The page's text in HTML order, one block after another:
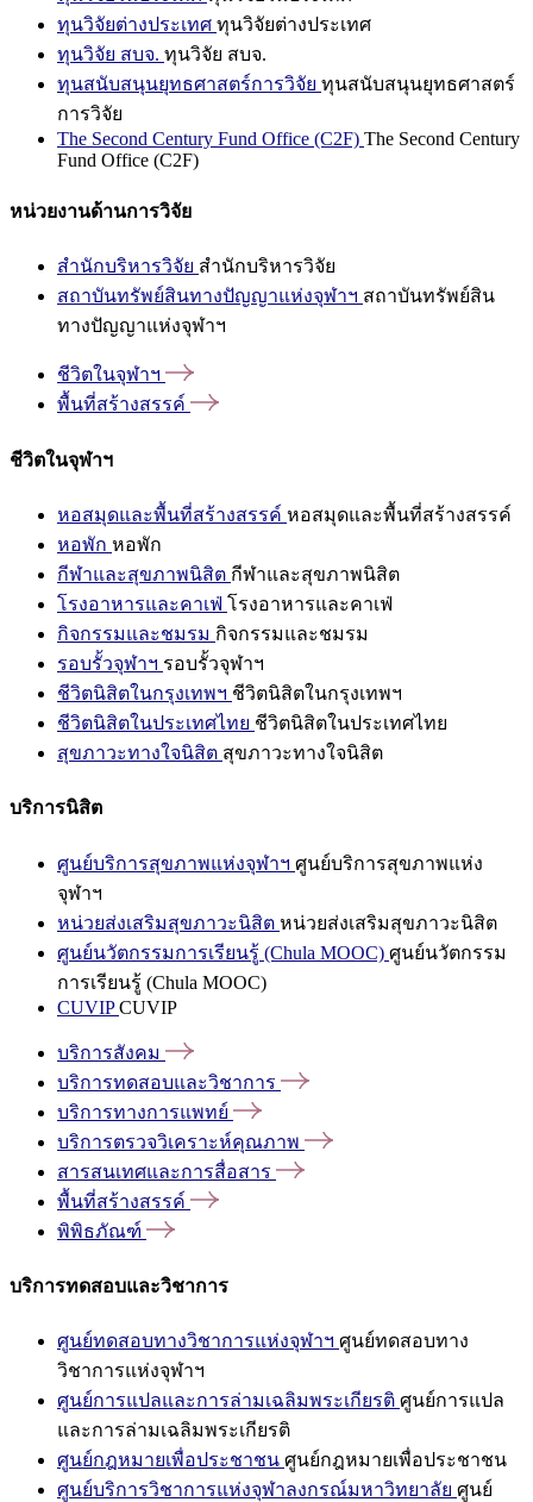
ทุนวิจัยต่างประเทศ ทุนวิจัยต่างประเทศ
ทุนวิจัย สบจ. ทุนวิจัย สบจ.
ทุนสนับสนุนยุทธศาสตร์การวิจัย ทุนสนับสนุนยุทธศาสตร์
การวิจัย
The Second Century Fund Office (C2F) The Second Century
Fund Office (C2F)
หน่วยงานด้านการวิจัย
สำนักบริหารวิจัย สำนักบริหารวิจัย
สถาบันทรัพย์สินทางปัญญาแห่งจุฬาฯ สถาบันทรัพย์สิน
ทางปัญญาแห่งจุฬาฯ
ชีวิตในจุฬาฯ
พื้นที่สร้างสรรค์
ชีวิตในจุฬาฯ
หอสมุดและพื้นที่สร้างสรรค์ หอสมุดและพื้นที่สร้างสรรค์
หอพัก หอพัก
กีฬาและสุขภาพนิสิต กีฬาและสุขภาพนิสิต
โรงอาหารและคาเฟ่ โรงอาหารและคาเฟ่
กิจกรรมและชมรม กิจกรรมและชมรม
รอบรั้วจุฬาฯ รอบรั้วจุฬาฯ
ชีวิตนิสิตในกรุงเทพฯ ชีวิตนิสิตในกรุงเทพฯ
ชีวิตนิสิตในประเทศไทย ชีวิตนิสิตในประเทศไทย
สุขภาวะทางใจนิสิต สุขภาวะทางใจนิสิต
บริการนิสิต
ศูนย์บริการสุขภาพแห่งจุฬาฯ ศูนย์บริการสุขภาพแห่ง
จุฬาฯ
หน่วยส่งเสริมสุขภาวะนิสิต หน่วยส่งเสริมสุขภาวะนิสิต
ศูนย์นวัตกรรมการเรียนรู้ (Chula MOOC) ศูนย์นวัตกรรม
การเรียนรู้ (Chula MOOC)
CUVIPCUVIP
บริการสังคม
บริการทดสอบและวิชาการ
บริการทางการแพทย์
บริการตรวจวิเคราะห์คุณภาพ
สารสนเทศและการสื่อสาร
พื้นที่สร้างสรรค์
พิพิธภัณฑ์
บริการทดสอบและวิชาการ
ศูนย์ทดสอบทางวิชาการแห่งจุฬาฯ ศูนย์ทดสอบทาง
วิชาการแห่งจุฬาฯ
ศูนย์การแปลและการล่ามเฉลิมพระเกียรติ ศูนย์การแปล
และการล่ามเฉลิมพระเกียรติ
ศูนย์กฎหมายเพื่อประชาชน ศูนย์กฎหมายเพื่อประชาชน
ศูนย์บริการวิชาการแห่งจุฬาลงกรณ์มหาวิทยาลัย ศูนย์